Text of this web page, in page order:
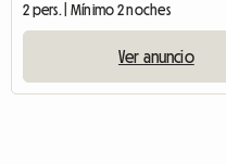
2 pers. | Mínimo 2 noches
Ver anuncio